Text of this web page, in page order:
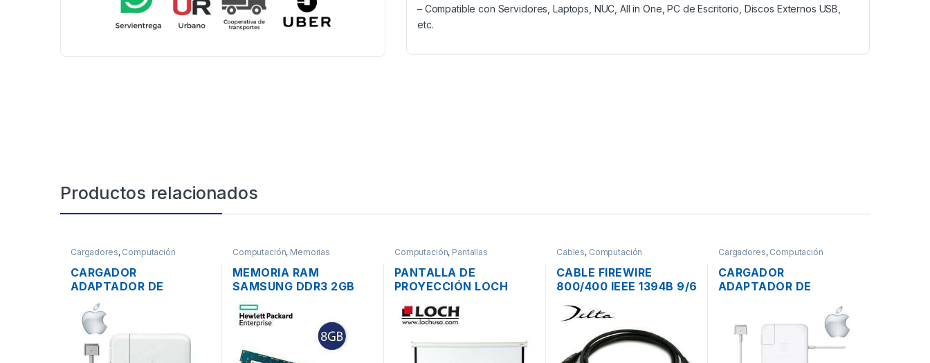
– Compatible con Servidores, Laptops, NUC, All in One, PC de Escritorio, Discos Externos USB,
etc.
Productos relacionados
Cargadores, Computación
CARGADOR
ADAPTADOR DE
MAC APPLE MAGSAFE 2
20V 4.25A 85W
ORIGINAL + CABLE DE
PODER
Computación, Memorias
MEMORIA RAM
SAMSUNG DDR3 2GB
PC3-12800 1600MHZ
PARA PC
Computación, Pantallas
PANTALLA DE
PROYECCIÓN LOCH
PLEGABLE 177 X 134CM
(84 PULGADAS)
Cables, Computación
CABLE FIREWIRE
800/400 IEEE 1394B 9/6
60CM
Cargadores, Computación
CARGADOR
ADAPTADOR DE
MAC APPLE MAGSAFE 2
16.5V 3.65A 60W
ORIGINAL + CABLE DE